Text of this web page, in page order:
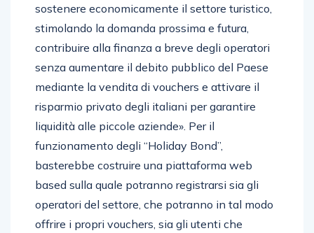
sostenere economicamente il settore turistico,
stimolando la domanda prossima e futura,
contribuire alla finanza a breve degli operatori
senza aumentare il debito pubblico del Paese
mediante la vendita di vouchers e attivare il
risparmio privato degli italiani per garantire
liquidità alle piccole aziende». Per il
funzionamento degli “Holiday Bond”,
basterebbe costruire una piattaforma web
based sulla quale potranno registrarsi sia gli
operatori del settore, che potranno in tal modo
offrire i propri vouchers, sia gli utenti che